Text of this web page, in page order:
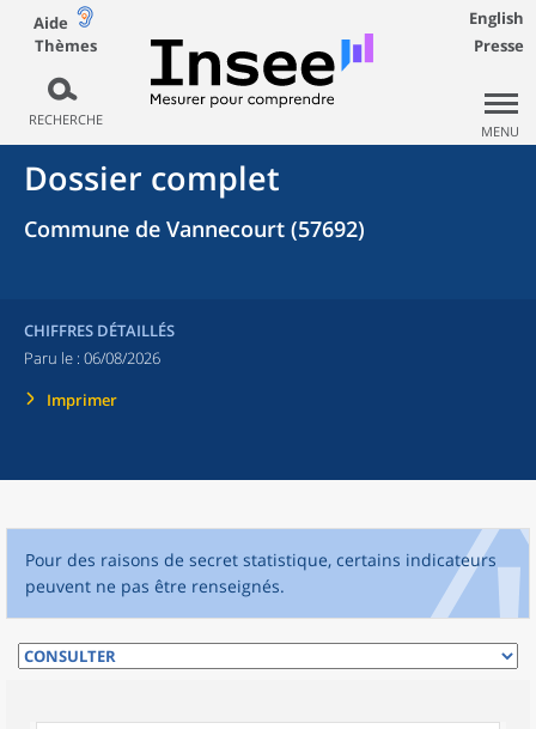
Aide
Thèmes
RECHERCHE
English
Presse
MENU
Dossier complet
Commune de Vannecourt (57692)
CHIFFRES DÉTAILLÉS
Paru le : 06/08/2026
Imprimer
Pour des raisons de secret statistique, certains indicateurs
peuvent ne pas être renseignés.